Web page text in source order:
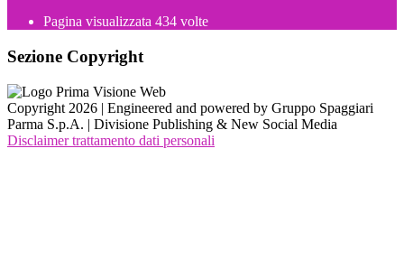
Pagina visualizzata 434 volte
Sezione Copyright
Copyright 2026 | Engineered and powered by Gruppo Spaggiari
Parma S.p.A. | Divisione Publishing & New Social Media
Disclaimer trattamento dati personali